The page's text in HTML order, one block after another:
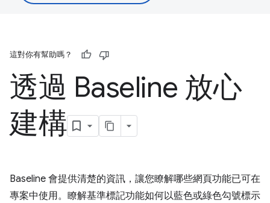
這對你有幫助嗎？
透過 Baseline 放心
建構
Baseline 會提供清楚的資訊，讓您瞭解哪些網頁功能已可在
專案中使用。瞭解基準標記功能如何以藍色或綠色勾號標示